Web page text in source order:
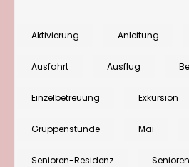
für
Ausflug:
Blüte
Aktivierung Anleitung
Ausfahrt Ausflug
Einzelbetreuung Exkursion
Gruppenstunde Mai
Senioren-Residenz